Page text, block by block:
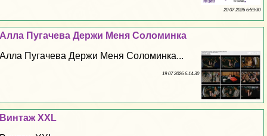
20 07 2026 6:59:30
Алла Пугачева Держи Меня Соломинка
Алла Пугачева Держи Меня Соломинка...
19 07 2026 6:14:30
Винтаж XXL